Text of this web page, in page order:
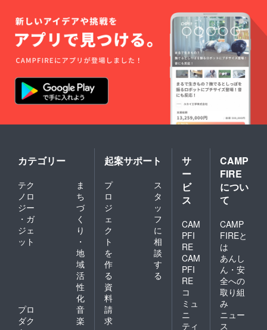
カテゴリー
テク
ノロ
ジー
・ガ
ジェ
ット
ま
ち
づ
く
り
・
地
域
活
性
化
プロ
ダク
音
楽
起案サポート
プ
ロ
ジ
ェ
ク
ト
を
作
る
ス
タ
ッ
フ
に
相
談
す
る
資
料
請
求
サ
ー
ビ
ス
CAM
PFI
RE
CAM
PFI
RE
コ
ミュ
ニ
ティ
CAMP
FIRE
につい
て
CAMP
FIREと
は
あんし
ん・安
全への
取り組
み
ニュー
ス